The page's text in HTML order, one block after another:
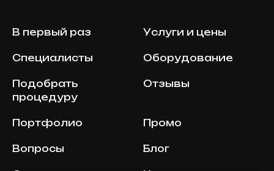
В первый раз Услуги и цены
Специалисты Оборудование
Подобрать
процедуру
Отзывы
Портфолио Промо
Вопросы Блог